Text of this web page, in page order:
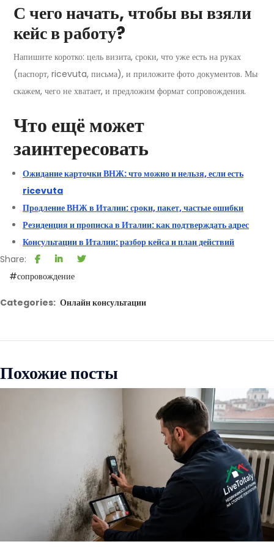
С чего начать, чтобы вы взяли
кейс в работу?
Напишите коротко: цель визита, сроки, что уже есть на руках
(паспорт, ricevuta, письма), и приложите фото документов. Мы
скажем, чего не хватает, и предложим формат сопровождения.
Что ещё может
заинтересовать
Ожидание карточки ВНЖ: что можно и нельзя, если есть
ricevuta
Продление ВНЖ в Италии: сроки, пакет, частые ошибки
Резиденция и прописка в Италии: как подтверждать адрес
Консультации в Италии: разбор кейса и план действий
Share:
#сопровождение
Categories: Онлайн консультации
Похожие посты